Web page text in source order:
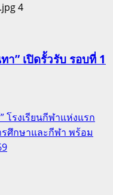
4
” เปิดรั้วรับ รอบที่ 1
โรงเรียนกีฬาแห่งแรก
ศึกษาและกีฬา พร้อม